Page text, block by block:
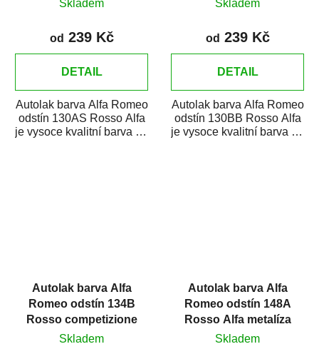
Skladem
od 239 Kč
DETAIL
Autolak barva Alfa Romeo
odstín 130AS Rosso Alfa
je vysoce kvalitní barva na
Skladem
od 239 Kč
DETAIL
Autolak barva Alfa Romeo
odstín 130BB Rosso Alfa
je vysoce kvalitní barva na
Autolak barva Alfa
Romeo odstín 134B
Rosso competizione
metalíza
Skladem
Autolak barva Alfa
Romeo odstín 148A
Rosso Alfa metalíza
Skladem